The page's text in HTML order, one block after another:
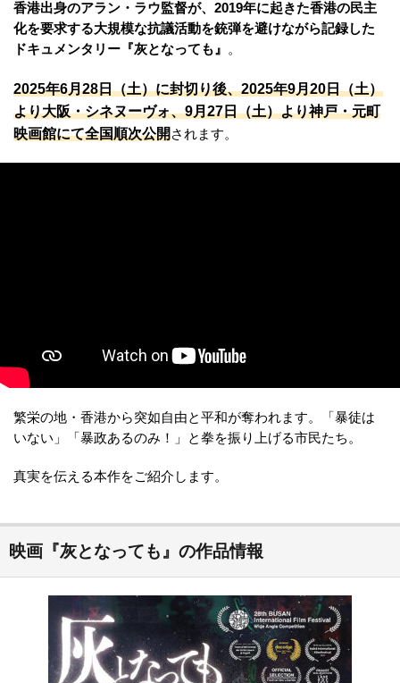
香港出身のアラン・ラウ監督が、2019年に起きた香港の民主
化を要求する大規模な抗議活動を銃弾を避けながら記録した
ドキュメンタリー『灰となっても』
。
2025年6月28日（土）に封切り後、2025年9月20日（土）
より大阪・シネヌーヴォ、9月27日（土）より神戸・元町
映画館にて全国順次公開されます。
繁栄の地・香港から突如自由と平和が奪われます。「暴徒は
いない」「暴政あるのみ！」と拳を振り上げる市民たち。
真実を伝える本作をご紹介します。
映画『灰となっても』の作品情報